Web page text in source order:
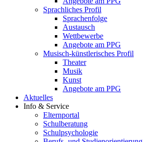
Sprachliches Profil
Sprachenfolge
Austausch
Wettbewerbe
Angebote am PPG
Musisch-künstlerisches Profil
Theater
Musik
Kunst
Angebote am PPG
Aktuelles
Info & Service
Elternportal
Schulberatung
Schulpsychologie